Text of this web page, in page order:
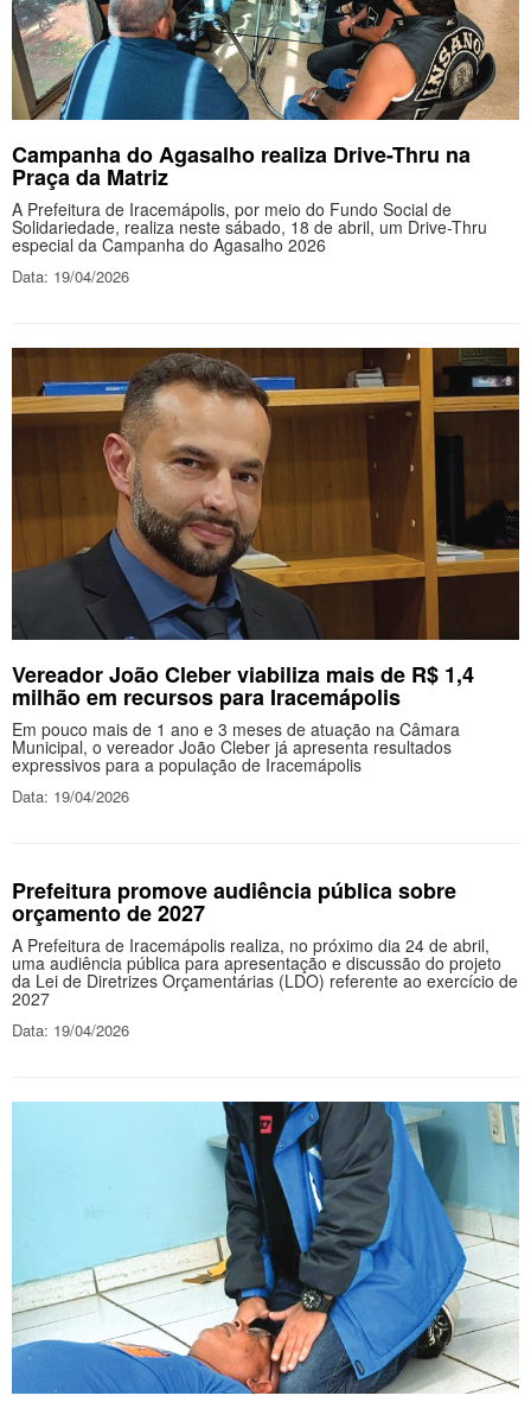
Campanha do Agasalho realiza Drive-Thru na
Praça da Matriz
A Prefeitura de Iracemápolis, por meio do Fundo Social de
Solidariedade, realiza neste sábado, 18 de abril, um Drive-Thru
especial da Campanha do Agasalho 2026
Data: 19/04/2026
Vereador João Cleber viabiliza mais de R$ 1,4
milhão em recursos para Iracemápolis
Em pouco mais de 1 ano e 3 meses de atuação na Câmara
Municipal, o vereador João Cleber já apresenta resultados
expressivos para a população de Iracemápolis
Data: 19/04/2026
Prefeitura promove audiência pública sobre
orçamento de 2027
A Prefeitura de Iracemápolis realiza, no próximo dia 24 de abril,
uma audiência pública para apresentação e discussão do projeto
da Lei de Diretrizes Orçamentárias (LDO) referente ao exercício de
2027
Data: 19/04/2026